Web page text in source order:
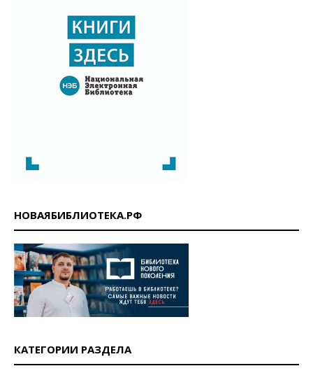
НОВАЯБИБЛИОТЕКА.РФ
КАТЕГОРИИ РАЗДЕЛА